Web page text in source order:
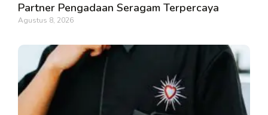
Partner Pengadaan Seragam Terpercaya
Agustus 8, 2026